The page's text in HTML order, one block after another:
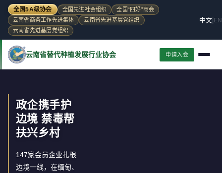
全国5A级协会 全国先进社会组织
全国“四好”商会
云南省商务工作先进集体
云南省先进基层党组织
云南省先进基层党组织
中文|EN
云南省替代种植发展行业协会 申请入会
政企携手护
边境 禁毒帮
扶兴乡村
147家会员企业扎根
边境一线，在缅甸、